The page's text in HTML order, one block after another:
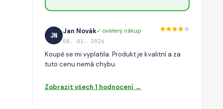
JN
Jan Novák✓ ověřený nákup
08. 01. 2026
Koupě se mi vyplatila. Produkt je kvalitní a za
tuto cenu nemá chybu.
Zobrazit všech 1 hodnocení →